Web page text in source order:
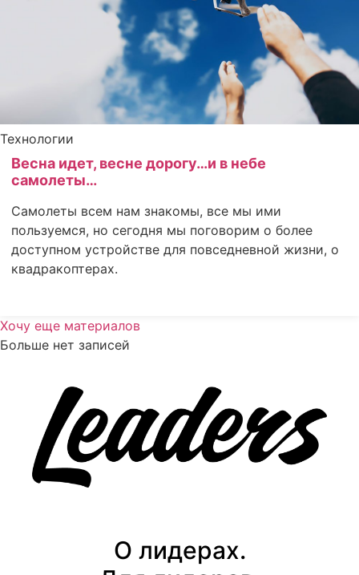
Технологии
Весна идет, весне дорогу…и в небе
самолеты…
Самолеты всем нам знакомы, все мы ими
пользуемся, но сегодня мы поговорим о более
доступном устройстве для повседневной жизни, о
квадракоптерах.
Хочу еще материалов
Больше нет записей
О лидерах.